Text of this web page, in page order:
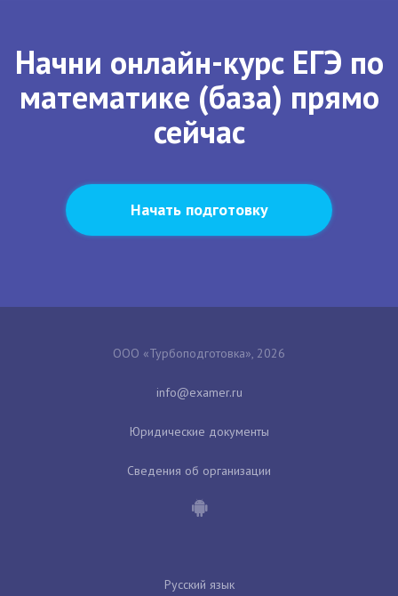
Начни онлайн-курс ЕГЭ по
математике (база) прямо
сейчас
Начать подготовку
ООО «Турбоподготовка», 2026
Юридические документы
Сведения об организации
Русский язык